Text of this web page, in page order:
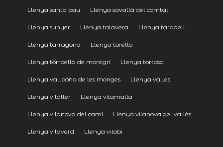
Llenya santa pau Llenya savallà del comtat
Llenya sunyer Llenya talavera Llenya taradell
Llenya tarragona Llenya torello
Llenya torroella de montgrí Llenya tortosa
Llenya vallbona de les monges Llenya valles
Llenya vilaller Llenya vilamalla
Llenya vilanova del camí Llenya vilanova del vallès
Llenya vilaverd Llenya vilobi